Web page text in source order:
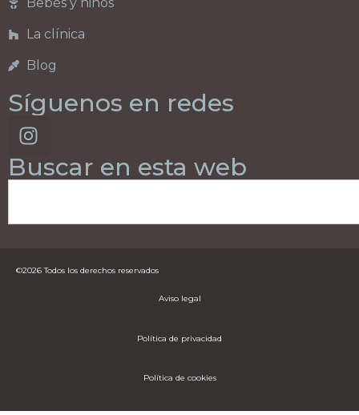
La clínica
Blog
Síguenos en redes
Buscar en esta web
©2026 Todos los derechos reservados
Aviso legal
Política de privacidad
Política de cookies